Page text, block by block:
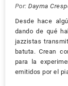
Por: Dayma
Desde hace
dando de qué
jazzistas
batuta. Crean
para la
emitidos por el